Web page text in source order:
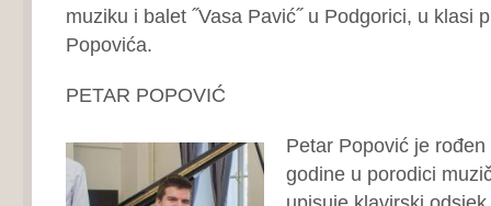
muziku i balet ˝Vasa Pavić˝ u Podgorici, u klasi
Popovića.
PETAR POPOVIĆ
Petar Popović je
godine u porodici